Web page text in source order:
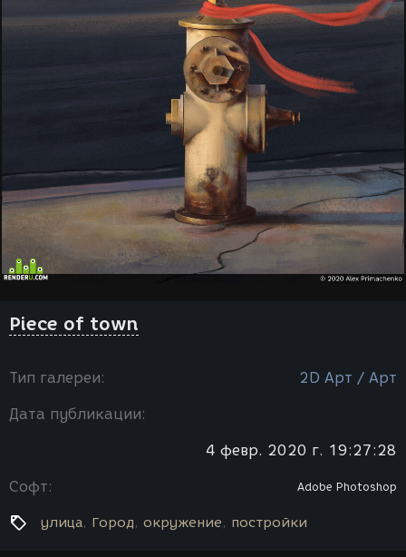
Piece of town
Тип галереи: 2D Арт / Арт
Дата публикации:
4 февр. 2020 г. 19:27:28
Софт: Adobe Photoshop
улица Город окружение постройки